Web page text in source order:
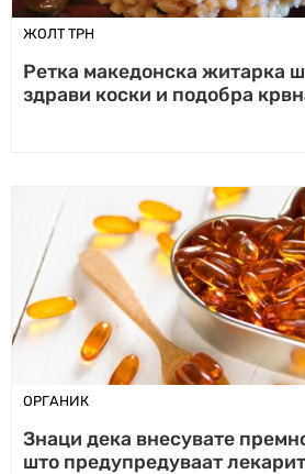
ЖОЛТ ТРН
Ретка македонска житарка
здрави коски и подобра
ОРГАНИК
Знаци дека внесувате
што предупредуваат